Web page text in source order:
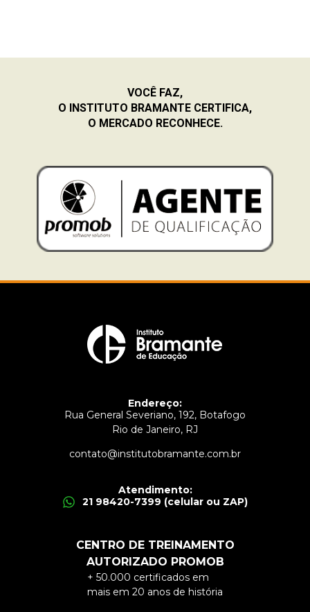
VOCÊ FAZ,
O INSTITUTO BRAMANTE CERTIFICA,
O MERCADO RECONHECE.
Endereço:
Rua General Severiano, 192, Botafogo
Rio de Janeiro, RJ
contato@institutobramante.com.br
Atendimento:
21 98420-7399 (celular ou ZAP)
CENTRO DE TREINAMENTO
AUTORIZADO PROMOB
+ 50.000 certificados em
mais em 20 anos de história